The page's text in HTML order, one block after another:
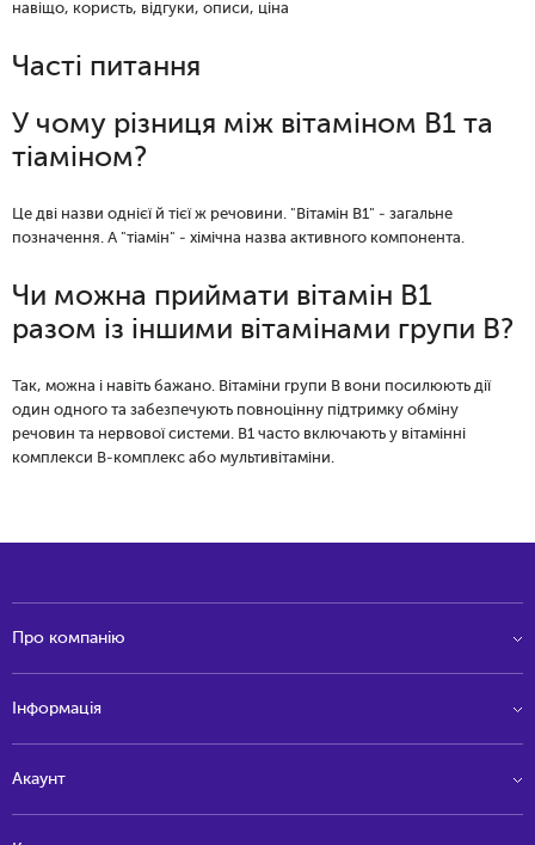
навіщо, користь, відгуки, описи, ціна
Часті питання
У чому різниця між вітаміном B1 та
тіаміном?
Це дві назви однієї й тієї ж речовини. "Вітамін B1" - загальне
позначення. А "тіамін" - хімічна назва активного компонента.
Чи можна приймати вітамін B1
разом із іншими вітамінами групи B?
Так, можна і навіть бажано. Вітаміни групи B вони посилюють дії
один одного та забезпечують повноцінну підтримку обміну
речовин та нервової системи. B1 часто включають у вітамінні
комплекси B-комплекс або мультивітаміни.
Про компанію
Інформація
Акаунт